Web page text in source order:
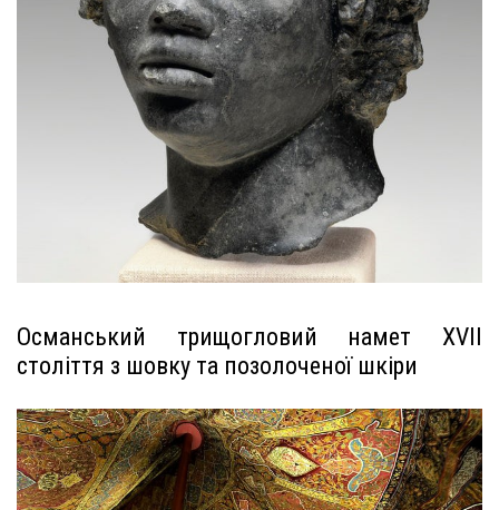
Османський трищогловий намет XVII
століття з шовку та позолоченої шкіри